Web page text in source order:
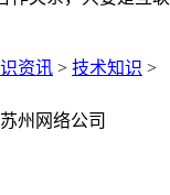
资讯 > 技术知识 >
州网络公司